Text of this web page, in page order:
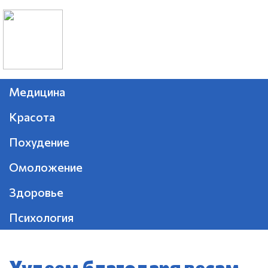
Медицина
Красота
Похудение
Омоложение
Здоровье
Психология